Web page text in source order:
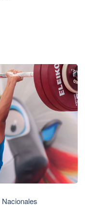
Nacionales